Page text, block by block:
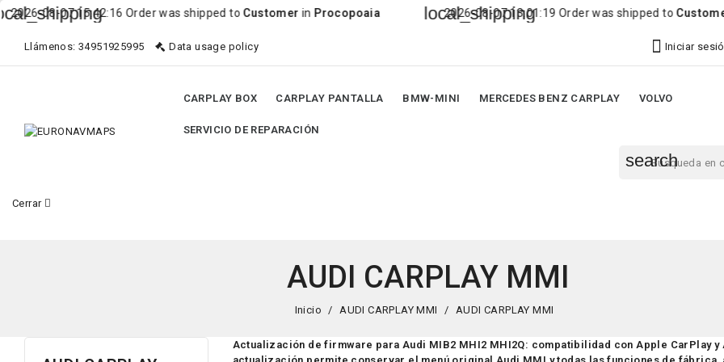
15:42:16 Order was shipped to CustomerinProcopoaia local_shipping
2026-08-07 13:01:19 Order was shipped to Customerin
Llámenos:34951925995 Data usage policy  Iniciar
CARPLAY BOX CARPLAY PANTALLA BMW-MINI MERCEDES BENZ CARPLAY VOLVO
SERVICIO DE REPARACIÓN
search
Cerrar
AUDI CARPLAY MMI
Inicio AUDI CARPLAY MMI AUDI CARPLAY MMI
Actualización de firmware para Audi MIB2 MHI2 MHI2Q: compatibilidad con Apple CarPlay y